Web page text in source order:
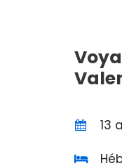
13